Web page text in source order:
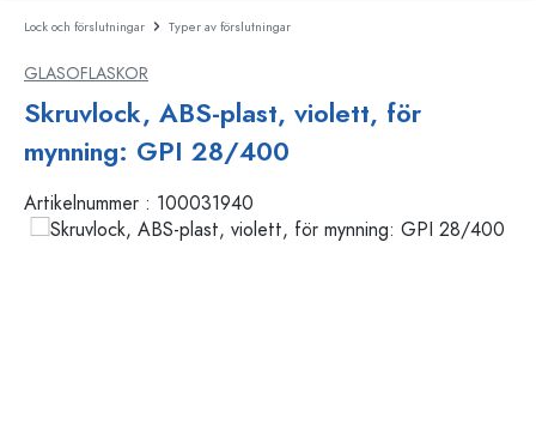
Lock och förslutningar Typer av förslutningar
GLASOFLASKOR
Skruvlock, ABS-plast, violett, för
mynning: GPI 28/400
Artikelnummer : 100031940